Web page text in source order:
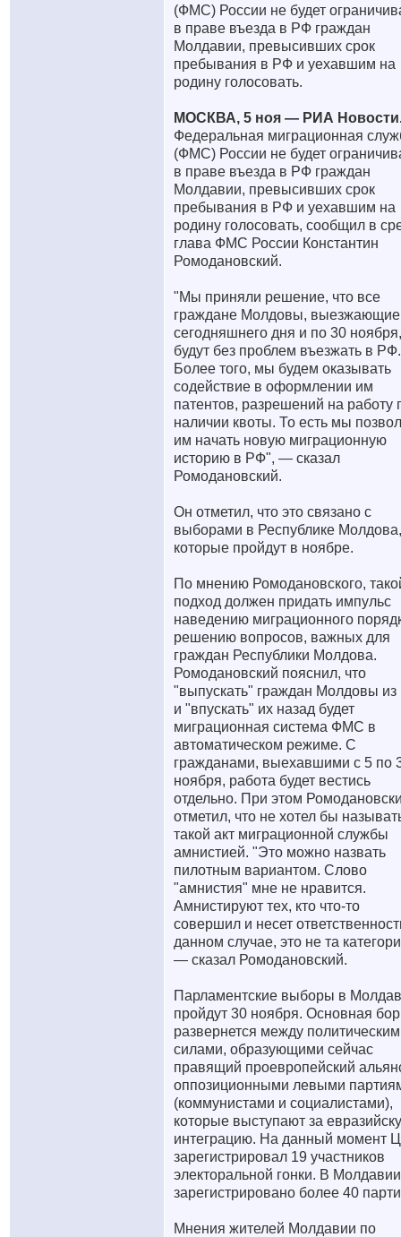
(ФМС) России не будет
в праве въезда в РФ граждан
Молдавии, превысивших срок
пребывания в РФ и уехавшим на
родину голосовать.
МОСКВА, 5 ноя — РИА
Федеральная миграционная
(ФМС) России не будет
в праве въезда в РФ граждан
Молдавии, превысивших срок
пребывания в РФ и уехавшим на
родину голосовать, сообщил в
глава ФМС России Константин
Ромодановский.
"Мы приняли решение, что все
граждане Молдовы, выезжающие
сегодняшнего дня и по 30
будут без проблем въезжать в РФ.
Более того, мы будем оказывать
содействие в оформлении им
патентов, разрешений на работу
наличии квоты. То есть мы
им начать новую миграционную
историю в РФ", — сказал
Ромодановский.
Он отметил, что это связано с
выборами в Республике Молдова,
которые пройдут в ноябре.
По мнению Ромодановского,
подход должен придать импульс
наведению миграционного
решению вопросов, важных для
граждан Республики Молдова.
Ромодановский пояснил, что
"выпускать" граждан Молдовы
и "впускать" их назад будет
миграционная система ФМС в
автоматическом режиме. С
гражданами, выехавшими с 5 по
ноября, работа будет вестись
отдельно. При этом
отметил, что не хотел бы
такой акт миграционной службы
амнистией. "Это можно назвать
пилотным вариантом. Слово
"амнистия" мне не нравится.
Амнистируют тех, кто что-то
совершил и несет
данном случае, это не та
— сказал Ромодановский.
Парламентские выборы в
пройдут 30 ноября. Основная
развернется между
силами, образующими сейчас
правящий проевропейский
оппозиционными левыми
(коммунистами и социалистами),
которые выступают за
интеграцию. На данный момент
зарегистрировал 19 участников
электоральной гонки. В Молдавии
зарегистрировано более 40
Мнения жителей Молдавии по